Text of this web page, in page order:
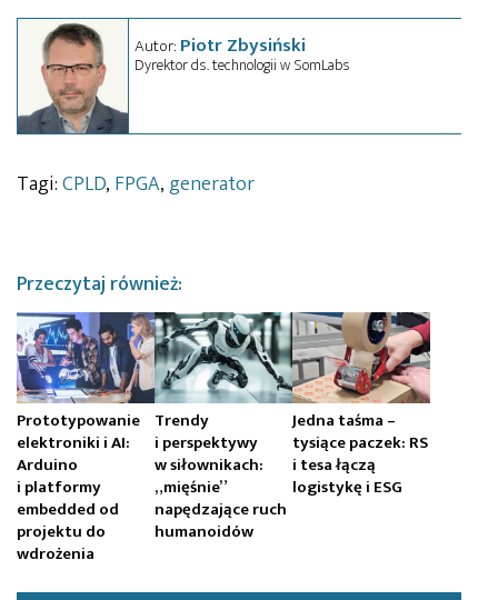
Autor: Piotr Zbysiński
Dyrektor ds. technologii w SomLabs
Tagi:CPLD, FPGA,generator
Przeczytaj również:
Prototypowanie
elektroniki i AI:
Arduino
i platformy
embedded od
projektu do
wdrożenia
Trendy
i perspektywy
w siłownikach:
„mięśnie”
napędzające ruch
humanoidów
Jedna taśma –
tysiące paczek: RS
i tesa łączą
logistykę i ESG